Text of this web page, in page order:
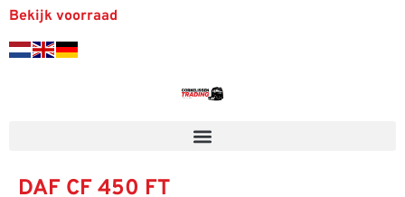
Bekijk voorraad
DAF CF 450 FT